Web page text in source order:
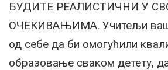
БУДИТЕ РЕАЛИСТИЧНИ У
ОЧЕКИВАЊИМА. Учитељи
од себе да би омогућили
образовање сваком детету,